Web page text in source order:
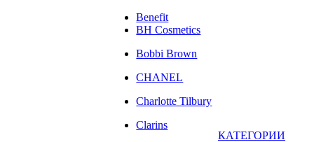
Benefit
BH Cosmetics
Bobbi Brown
CHANEL
Charlotte Tilbury
Clarins
КАТЕГОРИИ